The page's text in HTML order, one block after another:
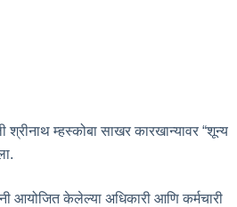
श्रीनाथ म्हस्कोबा साखर कारखान्यावर “शून्य
आयोजित केलेल्या अधिकारी आणि कर्मचारी